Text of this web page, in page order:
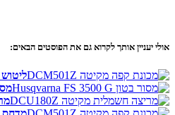
אולי יעניין אותך לקרוא גם את הפוסטים הבאים: